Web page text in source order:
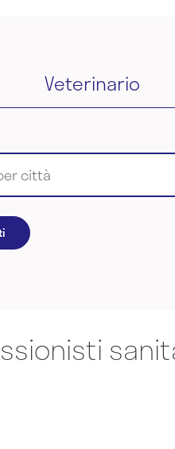
Veterinario
città